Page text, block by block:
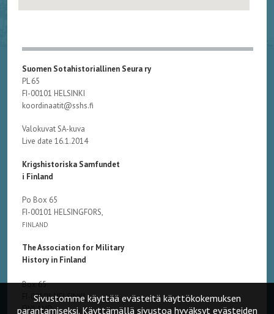
Suomen Sotahistoriallinen Seura ry
PL 65
FI-00101 HELSINKI
koordinaatit@sshs.fi
Valokuvat SA-kuva
Live date 16.1.2014
Krigshistoriska Samfundet
i Finland
Po Box 65
FI-00101 HELSINGFORS,
FINLAND
The Association for Military
History in Finland
Box 65
FI-00101 HELSINKI,
FINLAND
Sivustomme käyttää evästeitä käyttökokemuksen
parantamiseksi. Käyttämällä sivustoa hyväksyt evästeiden